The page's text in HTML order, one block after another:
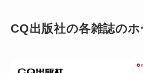
CQ出版社の各雑誌の